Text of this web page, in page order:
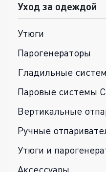
Уход за одеждой
Утюги
Парогенераторы
Гладильные
Паровые системы
Вертикальные
Ручные
Утюги и
Аксессуары